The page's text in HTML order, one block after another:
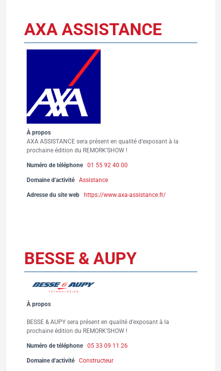
AXA ASSISTANCE
À propos
AXA ASSISTANCE sera présent en qualité d’exposant à la
prochaine édition du REMORK’SHOW !
Numéro de téléphone 01 55 92 40 00
Domaine d'activité Assistance
Adresse du site web https://www.axa-assistance.fr/
BESSE & AUPY
À propos
BESSE & AUPY sera présent en qualité d’exposant à la
prochaine édition du REMORK’SHOW !
Numéro de téléphone 05 33 09 11 26
Domaine d'activité Constructeur